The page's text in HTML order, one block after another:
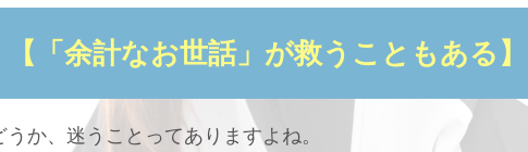
【「余計なお世話」が救うこともある】
か、迷うことってありますよね。